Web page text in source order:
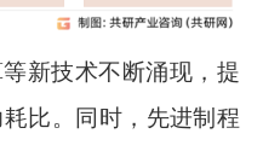
新技术不断涌现，提
比。同时，先进制程